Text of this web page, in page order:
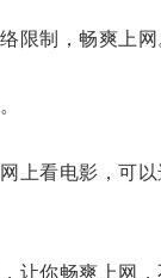
限制，畅爽上网
看电影，可
你畅爽上网，